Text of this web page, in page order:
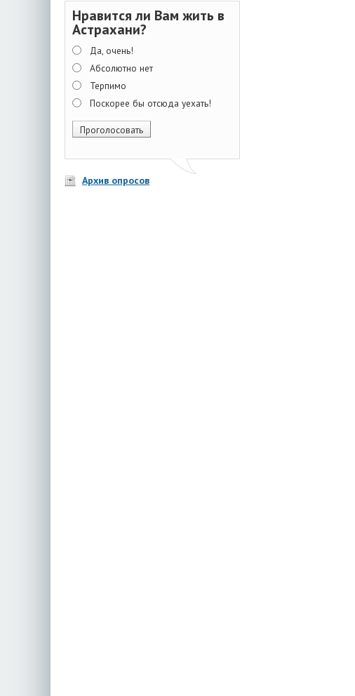
Нравится ли Вам жить в
Астрахани?
Да, очень!
Абсолютно нет
Терпимо
Поскорее бы отсюда уехать!
Архив опросов